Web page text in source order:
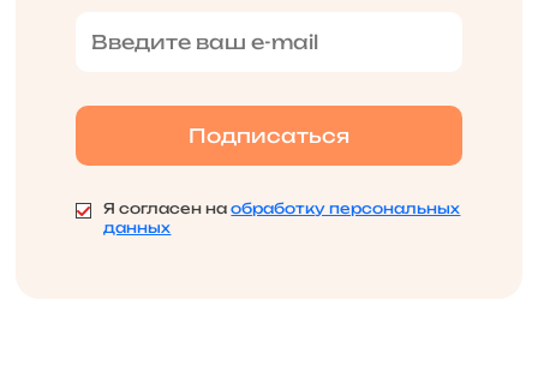
Я согласен наобработку персональных
данных